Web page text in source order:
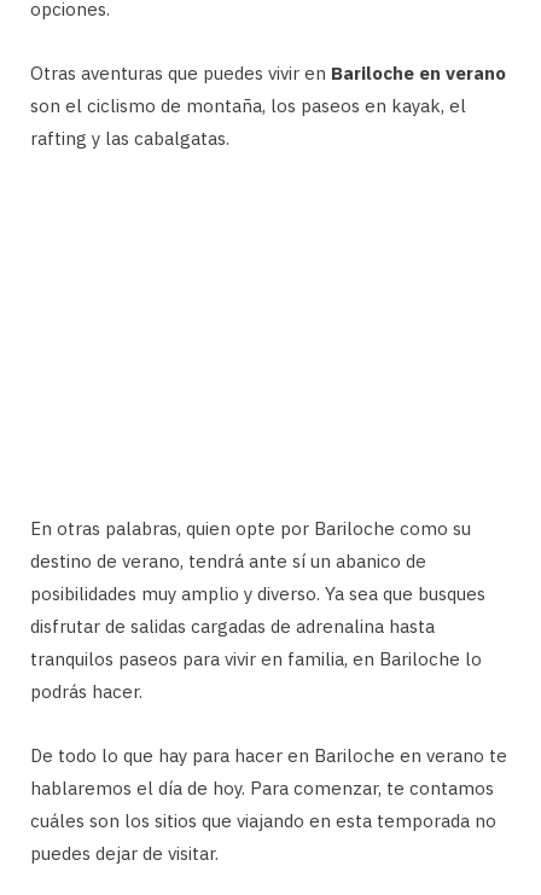
opciones.
Otras aventuras que puedes vivir en Bariloche en verano
son el ciclismo de montaña, los paseos en kayak, el
rafting y las cabalgatas.
En otras palabras, quien opte por Bariloche como su
destino de verano, tendrá ante sí un abanico de
posibilidades muy amplio y diverso. Ya sea que busques
disfrutar de salidas cargadas de adrenalina hasta
tranquilos paseos para vivir en familia, en Bariloche lo
podrás hacer.
De todo lo que hay para hacer en Bariloche en verano te
hablaremos el día de hoy. Para comenzar, te contamos
cuáles son los sitios que viajando en esta temporada no
puedes dejar de visitar.